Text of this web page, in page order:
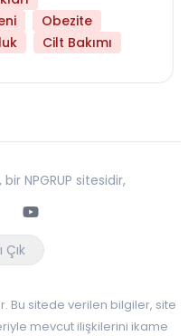
Obezite
Cilt Bakımı
, bir NPGRUP sitesidir,
Youtube
Çık
Bu sitede verilen bilgiler, site
mevcut ilişkilerini ikame